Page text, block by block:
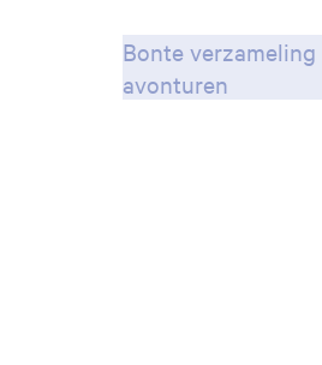
Bonte
avonturen